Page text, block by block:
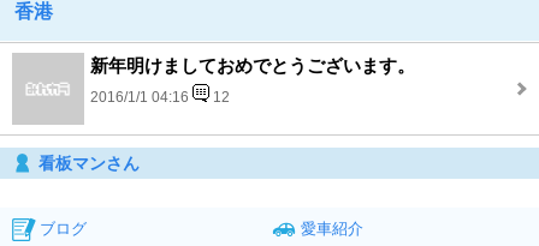
香港
新年明けましておめでとうございます。
2016/1/1 04:16 12
看板マンさん
ブログ
愛車紹介